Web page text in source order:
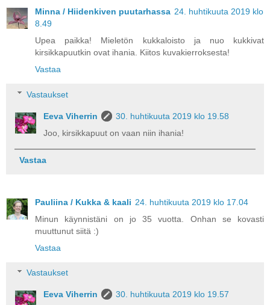
Minna / Hiidenkiven puutarhassa 24. huhtikuuta 2019 klo
8.49
Upea paikka! Mieletön kukkaloisto ja nuo kukkivat
kirsikkapuutkin ovat ihania. Kiitos kuvakierroksesta!
Vastaa
Vastaukset
Eeva Viherrin
30. huhtikuuta 2019 klo 19.58
Joo, kirsikkapuut on vaan niin ihania!
Vastaa
Pauliina / Kukka & kaali 24. huhtikuuta 2019 klo 17.04
Minun käynnistäni on jo 35 vuotta. Onhan se kovasti
muuttunut siitä :)
Vastaa
Vastaukset
Eeva Viherrin
30. huhtikuuta 2019 klo 19.57